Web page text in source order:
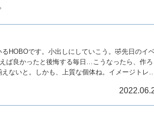
HOBOです。小出しにしていこう。🤣先日のイ
ば良かったと後悔する毎日…こうなったら、作ろ
ないと。しかも、上質な個体ね。イメージトレ